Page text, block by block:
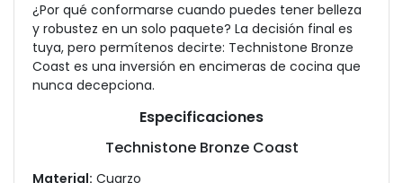
¿Por qué conformarse cuando puedes tener belleza
y robustez en un solo paquete? La decisión final es
tuya, pero permítenos decirte: Technistone Bronze
Coast es una inversión en encimeras de cocina que
nunca decepciona.
Especificaciones
Technistone Bronze Coast
Material: Cuarzo